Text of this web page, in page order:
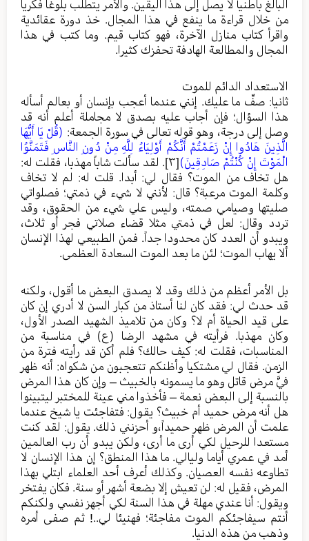
البالغ باطنياً لا يصل إلى هذا اليقين. والأمر يتطلب بلوغا فكريا
من خلال قراءة ما ينفع في هذا المجال. خذ دورة عقائدية
واقرأ كتاب منازل الآخرة، فهو كتاب قيم. وما كتب في هذا
المجال والمطالعة الهادفة تحفزك كثيرا.
الاستعداد الدائم للموت
ثانيا: صفِّ ما عليك. إنني عندما أعجب بإنسان أو بعالم أسأله
هذا السؤال؛ فإن أجاب عليه بصدق لا مجاملة أعلم أنه قد
وصل إلى درجة، وهو قوله تعالى في سورة الجمعة: (قُلْ يَا أَيُّهَا
الَّذِينَ هَادُوا إِنْ زَعَمْتُمْ أَنَّكُمْ أَوْلِيَاءُ لِلَّهِ مِنْ دُونِ النَّاسِ فَتَمَنَّوُا
الْمَوْتَ إِنْ كُنْتُمْ صَادِقِينَ)[٣]
. لقد سألت شاباً مهذبا، فقلت له:
هل تخاف من الموت؟ فقال لي: أبدا. قلت له: لم لا تخاف
وكلمة الموت مرعبة؟ قال: لأنني لا شيء في ذمتي؛ فصلواتي
صليتها وصيامي صمته، وليس علي شيء من الحقوق، وقد
تردد وقال: لعل في ذمتي مثلا قضاء صلاتي فجر أو ثلاث،
ويبدو أن العدد كان محدودا جداً. فمن الطبيعي لهذا الإنسان
ألا يهاب الموت؛ لئن ما بعد الموت السعادة العظمى.
بل الأمر أعظم من ذلك وقد لا يصدق البعض ما أقول، ولكنه
قد حدث لي: فقد كان لنا أستاذ من كبار السن لا أدري إن كان
على قيد الحياة أم لا؟ وكان من تلاميذ الشهيد الصدر الأول،
وكان مهذبا. فرأيته في مشهد الرضا (ع) في مناسبة من
المناسبات، فقلت له: كيف حالك؟ فلم أكن قد رأيته فترة من
الزمن. فقال لي مشتكيا وأظنكم تتعجبون من شكواه: أنه ظهر
فيَّ مرض قاتل وهو ما يسمونه بالخبيث – وإن كان هذا المرض
بالنسبة إلى البعض نعمة – فأخذوا مني عينة للمختبر ليتبينوا
هل أنه مرض حميد أم خبيث؟ يقول: فتفاجئت يا شيخ عندما
علمت أن المرض ظهر حميداً،و أحزنني ذلك. يقول: لقد كنت
مستعدا للرحيل لكي أرى ما أرى، ولكن يبدو أن رب العالمين
أمد في عمري أياما وليالي. ما هذا المنطق؟ إن هذا الإنسان لا
تطاوعه نفسه العصيان. وكذلك أعرف أحد العلماء ابتلي بهذا
المرض، فقيل له: لن تعيش إلا بضعة أشهر أو سنة. فكان يفتخر
ويقول: أنا عندي مهلة في هذا السنة لكي أجهز نفسي ولكنكم
أنتم سيفاجئكم الموت مفاجئة؛ فهنيئا لي..! ثم صفى أمره
وذهب من هذه الدنيا.